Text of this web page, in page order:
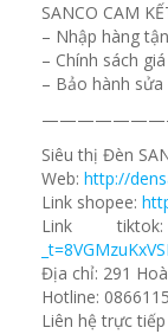
SANCO CAM
– Nhập hàng
– Chính sách
– Bảo hành
Siêu thị Đèn
Web: http://
Link shopee:
Link
Địa chỉ: 291
Hotline:
Liên hệ trực